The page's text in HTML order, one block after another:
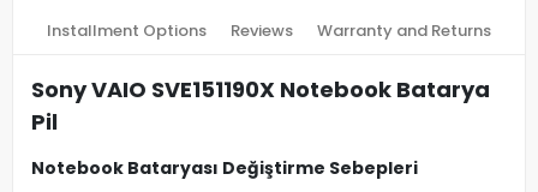
Installment Options Reviews Warranty and Returns
Sony VAIO SVE151190X Notebook Batarya
Pil
Notebook Bataryası Değiştirme Sebepleri